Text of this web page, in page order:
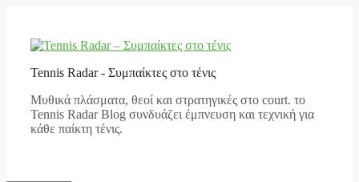
περιεχόμενο
Tennis Radar - Συμπαίκτες στο τένις
Μυθικά πλάσματα, θεοί και στρατηγικές στο court. το
Tennis Radar Blog συνδυάζει έμπνευση και τεχνική για
κάθε παίκτη τένις.